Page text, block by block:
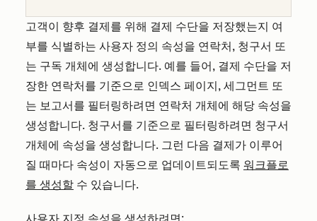
고객이 향후 결제를 위해 결제 수단을 저장했는지 여
부를 식별하는 사용자 정의 속성을 연락처, 청구서 또
는 구독 개체에 생성합니다. 예를 들어, 결제 수단을 저
장한 연락처를 기준으로 인덱스 페이지, 세그먼트 또
는 보고서를 필터링하려면 연락처 개체에 해당 속성을
생성합니다. 청구서를 기준으로 필터링하려면 청구서
개체에 속성을 생성합니다. 그런 다음 결제가 이루어
질 때마다 속성이 자동으로 업데이트되도록 워크플로
를 생성할 수 있습니다.